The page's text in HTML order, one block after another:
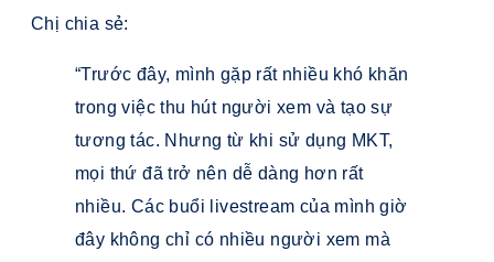
Chị chia sẻ:
“Trước đây, mình gặp rất nhiều khó khăn
trong việc thu hút người xem và tạo sự
tương tác. Nhưng từ khi sử dụng MKT,
mọi thứ đã trở nên dễ dàng hơn rất
nhiều. Các buổi livestream của mình giờ
đây không chỉ có nhiều người xem mà